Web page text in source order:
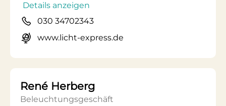
Details anzeigen
030 34702343
www.licht-express.de
René Herberg
Beleuchtungsgeschäft